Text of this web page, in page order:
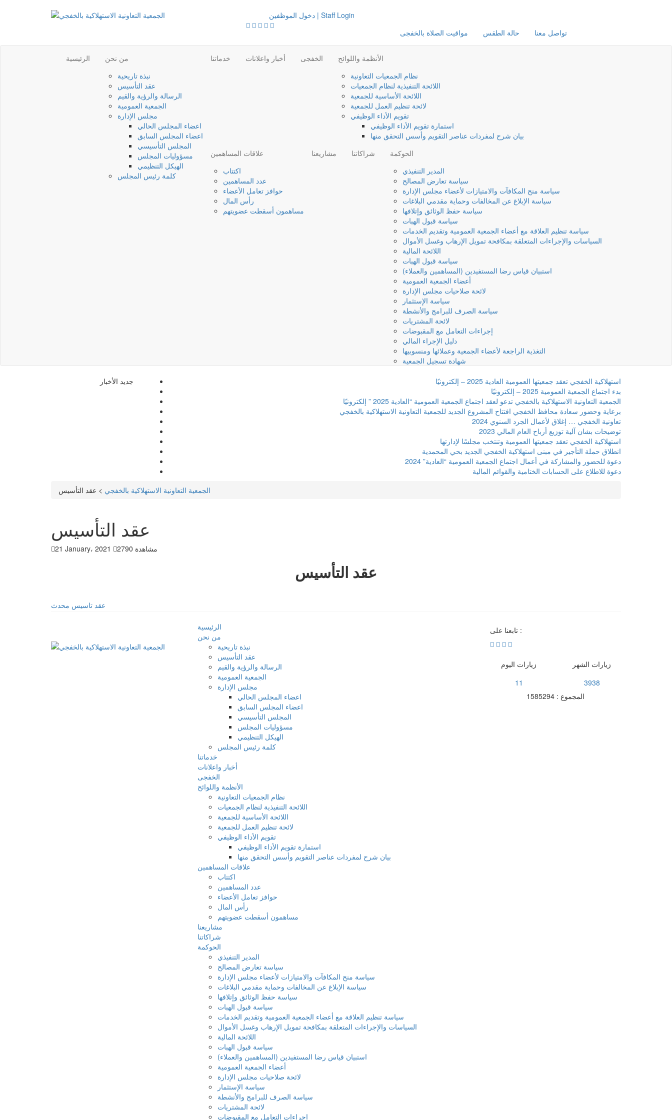
دخول الموظفين | Staff Login
مواقيت الصلاة بالخفجى
حالة الطقس تواصل معنا
الرئيسية
من نحن
نبذة تاريحية
عقد التأسيس
الرسالة والرؤية والقيم
الجمعية العمومية
مجلس الإدارة
اعضاء المجلس الحالي
اعضاء المجلس السابق
المجلس التأسيسي
مسؤوليات المجلس
الهيكل التنظيمي
كلمة رئيس المجلس
خدماتنا أخبار واعلانات الخفجى
الأنظمة واللوائح
نظام الجمعيات التعاونية
اللائحة التنفيذية لنظام الجمعيات
اللائحة الأساسية للجمعية
لائحة تنظيم العمل للجمعية
تقويم الأداء الوظيفي
استمارة تقويم الأداء الوظيفي
بيان شرح لمفردات عناصر التقويم وأسس التحقق منها
علاقات المساهمين
اكتتاب
عدد المساهمين
حوافز تعامل الأعضاء
رأس المال
مساهمون أسقطت عضويتهم
مشاريعنا شراكاتنا
الحوكمة
المدير التنفيذي
سياسة تعارض المصالح
سياسة منح المكافآت والامتيازات لأعضاء مجلس الإدارة
سياسة الإبلاغ عن المخالفات وحماية مقدمي البلاغات
سياسة حفظ الوثائق وإتلافها
سياسة قبول الهبات
سياسة تنظيم العلاقة مع أعضاء الجمعية العمومية وتقديم الخدمات
السياسات والإجراءات المتعلقة بمكافحة تمويل الإرهاب وغسل الأموال
اللائحة المالية
سياسة قبول الهبات
استبيان قياس رضا المستفيدين (المساهمين والعملاء)
أعضاء الجمعية العمومية
لائحة صلاحيات مجلس الإدارة
سياسة الإستثمار
سياسة الصرف للبرامج والأنشطة
لائحة المشتريات
إجراءات التعامل مع المقبوضات
دليل الإجراء المالي
التغذية الراجعة لأعضاء الجمعية وعملائها ومنسوبيها
شهادة تسجيل الجمعية
جديد الأخبار
استهلاكية الخفجي تعقد جمعيتها العمومية العادية 2025 – إلكترونيًا
بدء اجتماع الجمعية العمومية 2025 – إلكترونيًا
الجمعية التعاونية الاستهلاكية بالخفجي تدعو لعقد اجتماع الجمعية العمومية “العادية 2025 ” إلكترونيًا
برعاية وحضور سعادة محافظ الخفجي افتتاح المشروع الجديد للجمعية التعاونية الاستهلاكية بالخفجي
تعاونية الخفجي … إغلاق لأعمال الجرد السنوي 2024
توضيحات بشان آلية توزيع أرباح العام المالي 2023
استهلاكية الخفجي تعقد جمعيتها العمومية وتنتخب مجلسًا لإدارتها
انطلاق حملة التأجير في مبنى استهلاكية الخفجي الجديد بحي المحمدية
دعوة للحضور والمشاركة في أعمال اجتماع الجمعية العمومية “العادية” 2024
دعوة للاطلاع على الحسابات الختامية والقوائم المالية
الجمعية التعاونية الاستهلاكية بالخفجي > عقد التأسيس
عقد التأسيس
21 January، 2021 2790 مشاهدة
عقد التأسيس
عقد تاسيس محدث
الرئيسية
من نحن
نبذة تاريحية
عقد التأسيس
الرسالة والرؤية والقيم
الجمعية العمومية
مجلس الإدارة
اعضاء المجلس الحالي
اعضاء المجلس السابق
المجلس التأسيسي
مسؤوليات المجلس
الهيكل التنظيمي
كلمة رئيس المجلس
خدماتنا
أخبار واعلانات
الخفجى
الأنظمة واللوائح
نظام الجمعيات التعاونية
اللائحة التنفيذية لنظام الجمعيات
اللائحة الأساسية للجمعية
لائحة تنظيم العمل للجمعية
تقويم الأداء الوظيفي
استمارة تقويم الأداء الوظيفي
بيان شرح لمفردات عناصر التقويم وأسس التحقق منها
علاقات المساهمين
اكتتاب
عدد المساهمين
حوافز تعامل الأعضاء
رأس المال
مساهمون أسقطت عضويتهم
مشاريعنا
شراكاتنا
الحوكمة
المدير التنفيذي
سياسة تعارض المصالح
سياسة منح المكافآت والامتيازات لأعضاء مجلس الإدارة
سياسة الإبلاغ عن المخالفات وحماية مقدمي البلاغات
سياسة حفظ الوثائق وإتلافها
سياسة قبول الهبات
سياسة تنظيم العلاقة مع أعضاء الجمعية العمومية وتقديم الخدمات
السياسات والإجراءات المتعلقة بمكافحة تمويل الإرهاب وغسل الأموال
اللائحة المالية
سياسة قبول الهبات
استبيان قياس رضا المستفيدين (المساهمين والعملاء)
أعضاء الجمعية العمومية
لائحة صلاحيات مجلس الإدارة
سياسة الإستثمار
سياسة الصرف للبرامج والأنشطة
لائحة المشتريات
إجراءات التعامل مع المقبوضات
تابعنا على :
زيارات اليوم
11
زيارات الشهر
3938
المجموع : 1585294